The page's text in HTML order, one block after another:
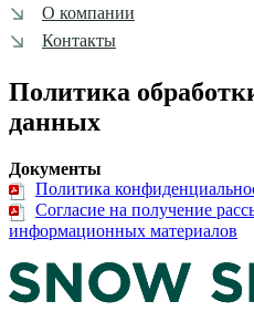
О компании
Контакты
Политика
данных
Документы
Политика
Согласие на получение
информационных материалов